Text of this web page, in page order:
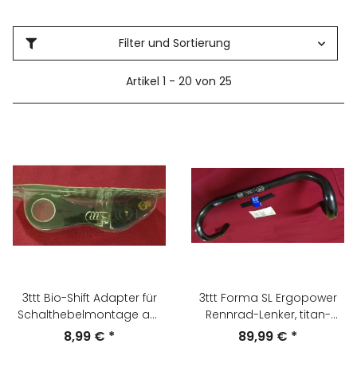
Filter und Sortierung
Artikel 1 - 20 von 25
3ttt Bio-Shift Adapter für
Schalthebelmontage am
Aero-Lenker, schwarz, NEU
8,99 € *
3ttt Forma SL Ergopower
Rennrad-Lenker, titan-
Finish, 44cm, NEU
89,99 € *